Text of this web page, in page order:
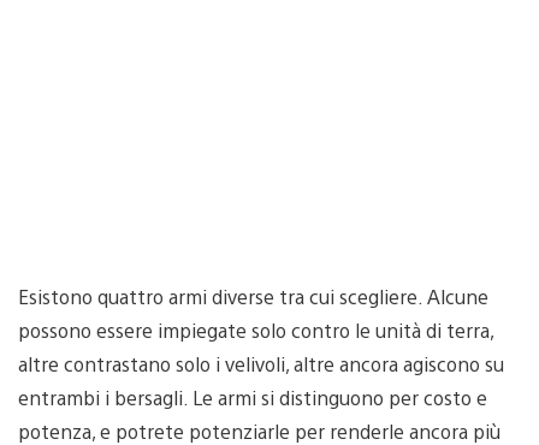
Esistono quattro armi diverse tra cui scegliere. Alcune
possono essere impiegate solo contro le unità di terra,
altre contrastano solo i velivoli, altre ancora agiscono su
entrambi i bersagli. Le armi si distinguono per costo e
potenza, e potrete potenziarle per renderle ancora più